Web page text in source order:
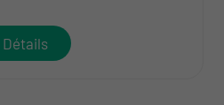
Détails